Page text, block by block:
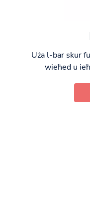
Uża l-bar skur
wieħed u